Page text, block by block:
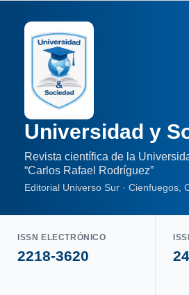
Universidad y
Revista científica de la
“Carlos Rafael Rodríguez”
Editorial Universo Sur · Cienfuegos,
ISSN ELECTRÓNICO
2218-3620